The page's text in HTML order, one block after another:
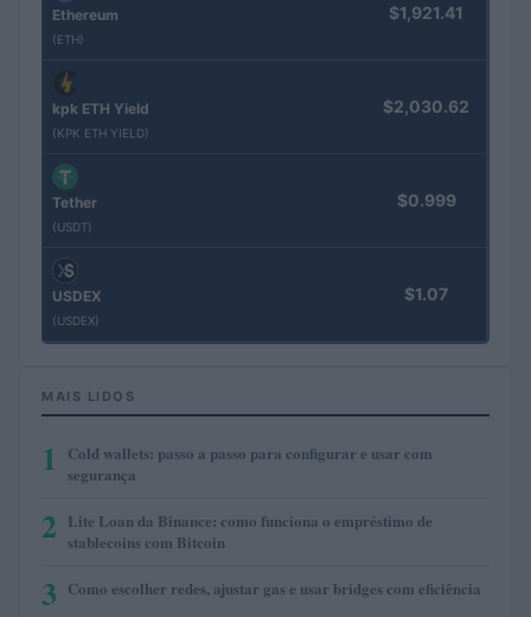
Ethereum
(ETH)
$1,921.41
kpk ETH Yield
(KPK ETH YIELD)
$2,030.62
Tether
(USDT)
$0.999
USDEX
(USDEX)
$1.07
MAIS LIDOS
1
Cold wallets: passo a passo para configurar e usar com
segurança
2 Lite Loan da Binance: como funciona o empréstimo de
stablecoins com Bitcoin
3 Como escolher redes, ajustar gas e usar bridges com eficiência